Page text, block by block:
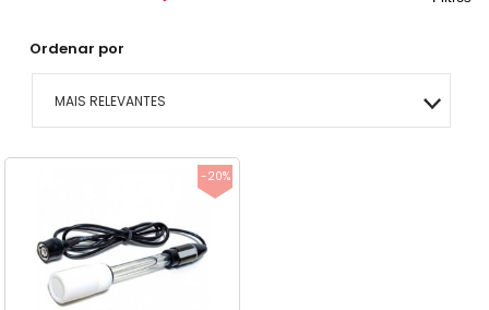
Ordenar por
MAIS RELEVANTES
MAIS VENDIDOS
MAIOR PREÇO
-20%